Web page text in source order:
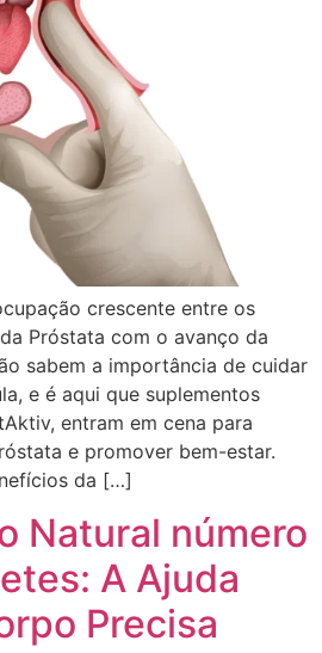
crescente entre os
Próstata com o avanço da
sabem a importância de cuidar
e é aqui que suplementos
entram em cena para
e promover bem-estar.
da […]
Natural número
A Ajuda
Precisa